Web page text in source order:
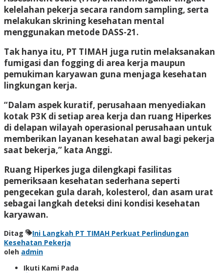
kelelahan pekerja secara random sampling, serta
melakukan skrining kesehatan mental
menggunakan metode DASS-21.
Tak hanya itu, PT TIMAH juga rutin melaksanakan
fumigasi dan fogging di area kerja maupun
pemukiman karyawan guna menjaga kesehatan
lingkungan kerja.
“Dalam aspek kuratif, perusahaan menyediakan
kotak P3K di setiap area kerja dan ruang Hiperkes
di delapan wilayah operasional perusahaan untuk
memberikan layanan kesehatan awal bagi pekerja
saat bekerja,” kata Anggi.
Ruang Hiperkes juga dilengkapi fasilitas
pemeriksaan kesehatan sederhana seperti
pengecekan gula darah, kolesterol, dan asam urat
sebagai langkah deteksi dini kondisi kesehatan
karyawan.
Ditag
Ini Langkah PT TIMAH Perkuat Perlindungan
Kesehatan Pekerja
oleh admin
Ikuti Kami Pada